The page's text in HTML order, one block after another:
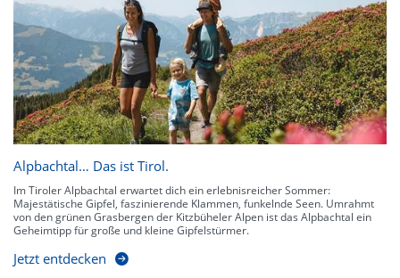
Alpbachtal… Das ist Tirol.
Im Tiroler Alpbachtal erwartet dich ein erlebnisreicher Sommer:
Majestätische Gipfel, faszinierende Klammen, funkelnde Seen. Umrahmt
von den grünen Grasbergen der Kitzbüheler Alpen ist das Alpbachtal ein
Geheimtipp für große und kleine Gipfelstürmer.
Jetzt entdecken